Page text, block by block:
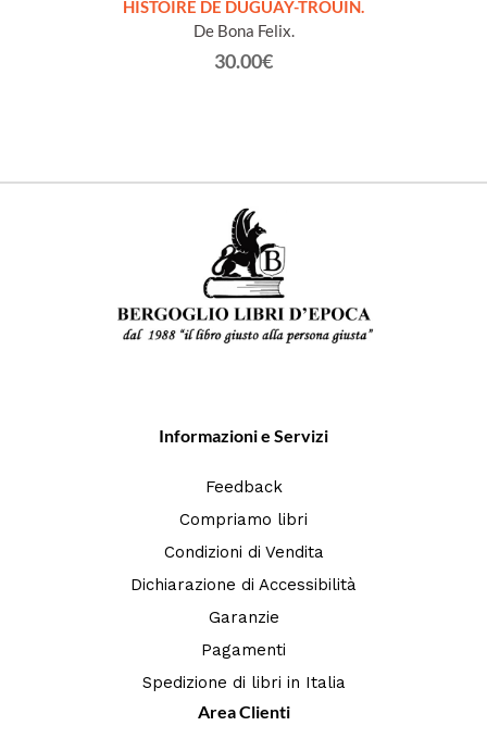
HISTOIRE DE DUGUAY-TROUIN.
De Bona Felix.
30.00€
Informazioni e Servizi
Feedback
Compriamo libri
Condizioni di Vendita
Dichiarazione di Accessibilità
Garanzie
Pagamenti
Spedizione di libri in Italia
Area Clienti